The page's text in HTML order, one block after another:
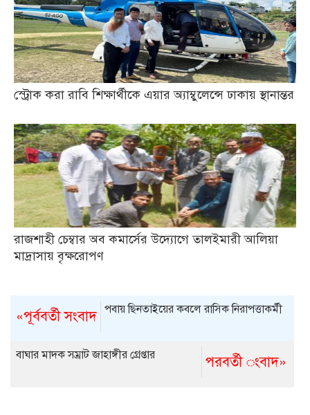
স্ট্রোক করা রাবি শিক্ষার্থীকে এয়ার অ্যাম্বুলেন্সে ঢাকায় স্থানান্তর
রাজশাহী চেম্বার অব কমার্সের উদ্যোগে তালইমারী আলিয়া
মাদ্রাসায় বৃক্ষরোপণ
«পূর্ববর্তী সংবাদ পবায় ছিনতাইয়ের কবলে রাসিক নিরাপত্তাকর্মী
পরবর্তী ংবাদ»
বাঘার মাদক সম্রাট জাহাঙ্গীর গ্রেপ্তার